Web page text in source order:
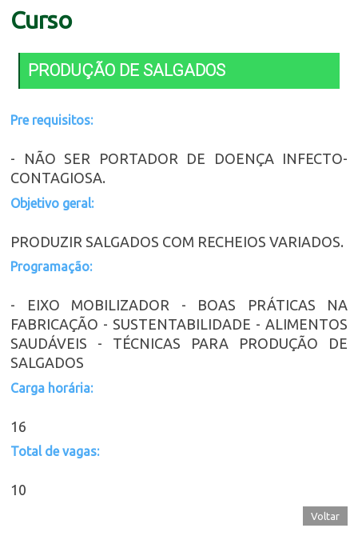
Curso
PRODUÇÃO DE SALGADOS
Pre requisitos:
- NÃO SER PORTADOR DE DOENÇA INFECTO-
CONTAGIOSA.
Objetivo geral:
PRODUZIR SALGADOS COM RECHEIOS VARIADOS.
Programação:
- EIXO MOBILIZADOR - BOAS PRÁTICAS NA
FABRICAÇÃO - SUSTENTABILIDADE - ALIMENTOS
SAUDÁVEIS - TÉCNICAS PARA PRODUÇÃO DE
SALGADOS
Carga horária:
16
Total de vagas:
10
Voltar